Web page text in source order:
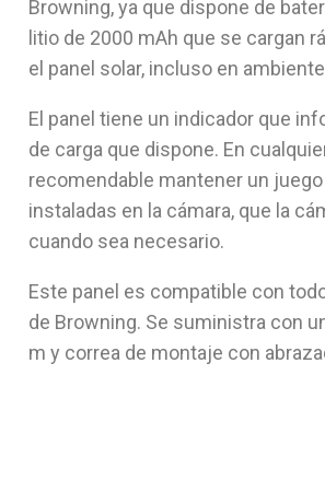
Browning, ya que dispone de
litio de 2000 mAh que se cargan
el panel solar, incluso en
El panel tiene un indicador que
de carga que dispone. En
recomendable mantener un
instaladas en la cámara, que la
cuando sea necesario.
Este panel es compatible con
de Browning. Se suministra con
m y correa de montaje con